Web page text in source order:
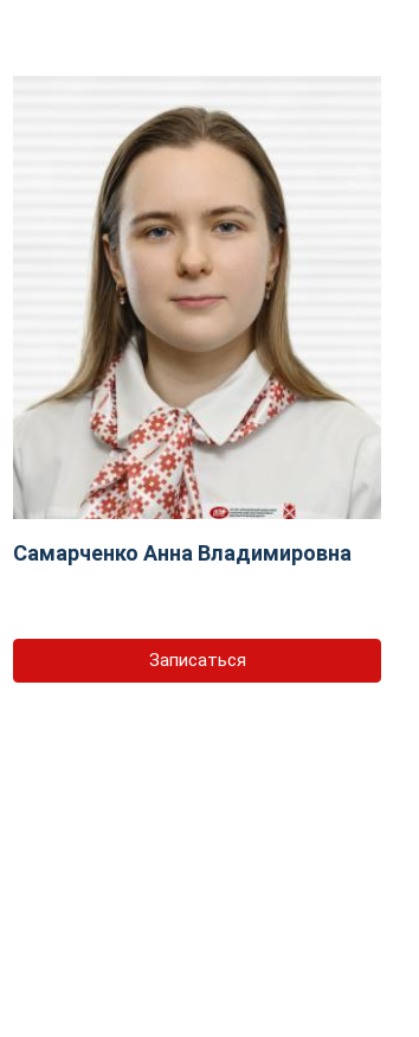
Самарченко Анна Владимировна
Записаться